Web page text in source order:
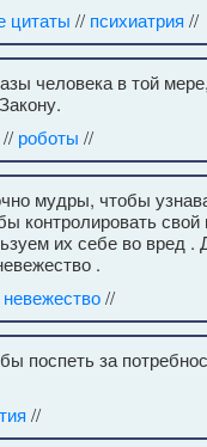
цитаты // психиатрия //
человека в той
// роботы //
мудры, чтобы
контролировать свой
их себе во вред .
.
невежество//
поспеть за
//